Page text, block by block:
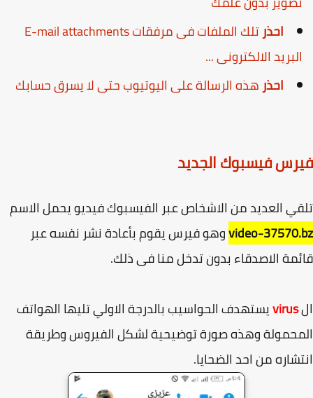
احذر
تلك الملفات فى مرفقات E-mail attachments
الالكترونى ...
احذرهذه الرسالة على اليوتيوب حتى لا يسرق حسابك
فيسبوك الجديد
العديد من الاشخاص عبر الفيسبوك فيديو يحمل الاسم
video-وهو فيرس يقوم بأعادة نشر نفسه عبر
الاصدقاء بدون تدخل منا فى ذلك.
virusيستهدف الحواسيب بالدرجة الاولي تليها الهواتف
وهذه صورة توضيحية لشكل الفيروس وطريقة
من احد الضحايا.